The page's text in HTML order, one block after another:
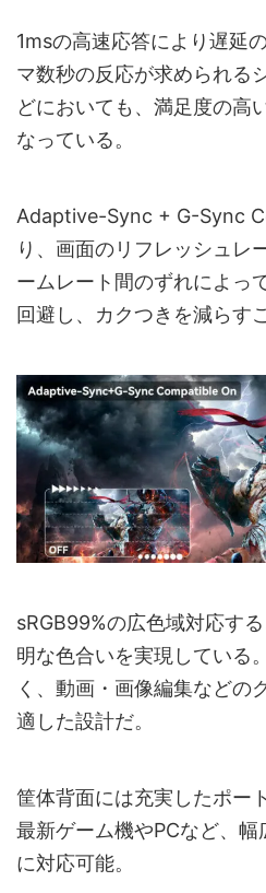
1msの高速応答により遅延
マ数秒の反応が求められる
どにおいても、満足度の高
なっている。
Adaptive-Sync + G-Sync
り、画面のリフレッシュレ
ームレート間のずれによっ
回避し、カクつきを減らす
sRGB99%の広色域対応す
明な色合いを実現している
く、動画・画像編集などの
適した設計だ。
筐体背面には充実したポー
最新ゲーム機やPCなど、
に対応可能。